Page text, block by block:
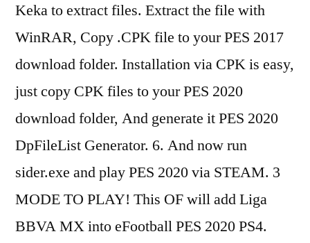
Keka to extract files. Extract the file with
WinRAR, Copy .CPK file to your PES 2017
download folder. Installation via CPK is easy,
just copy CPK files to your PES 2020
download folder, And generate it PES 2020
DpFileList Generator. 6. And now run
sider.exe and play PES 2020 via STEAM. 3
MODE TO PLAY! This OF will add Liga
BBVA MX into eFootball PES 2020 PS4.